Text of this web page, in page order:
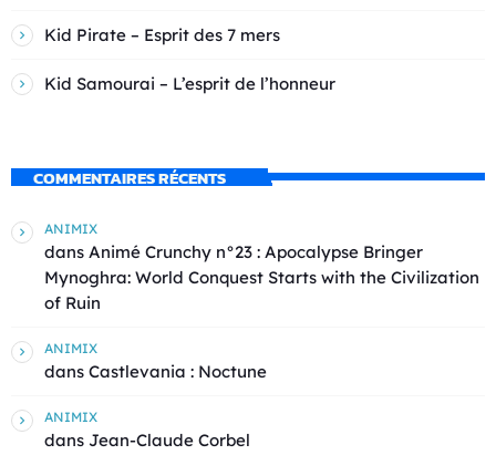
Kid Pirate – Esprit des 7 mers
Kid Samourai – L’esprit de l’honneur
COMMENTAIRES RÉCENTS
ANIMIX
dans Animé Crunchy n°23 : Apocalypse Bringer
Mynoghra: World Conquest Starts with the Civilization
of Ruin
ANIMIX
dans Castlevania : Noctune
ANIMIX
dans Jean-Claude Corbel